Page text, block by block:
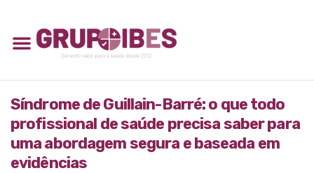
Síndrome de Guillain-Barré: o que todo
profissional de saúde precisa saber para
uma abordagem segura e baseada em
evidências